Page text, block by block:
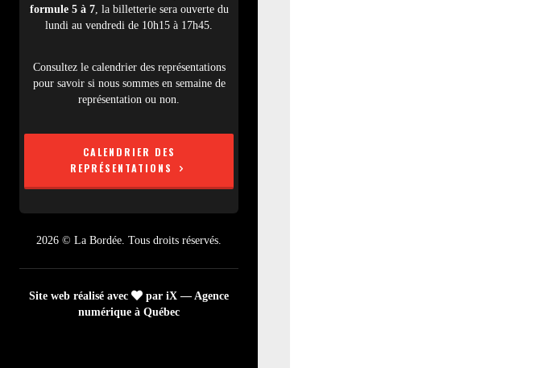
formule 5 à 7, la billetterie sera ouverte du
lundi au vendredi de 10h15 à 17h45.
Consultez le calendrier des représentations
pour savoir si nous sommes en semaine de
représentation ou non.
CALENDRIER DES
REPRÉSENTATIONS
2026 © La Bordée. Tous droits réservés.
Site web réalisé avec
par iX — Agence
numérique à Québec